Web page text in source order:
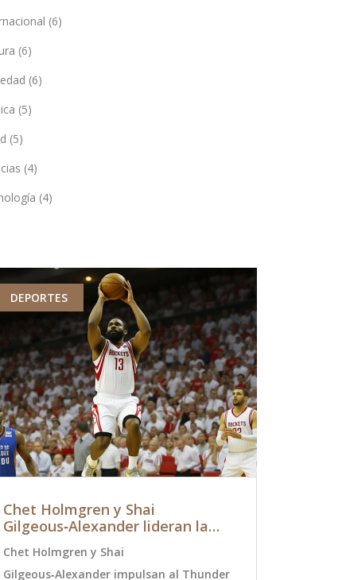
(6)
(6)
(6)
(5)
(5)
(4)
(4)
DEPORTES
Chet Holmgren y Shai
Gilgeous‑Alexander lideran la
Hawks (31‑30)
Chet Holmgren y Shai
Gilgeous‑Alexander impulsan al Thunder